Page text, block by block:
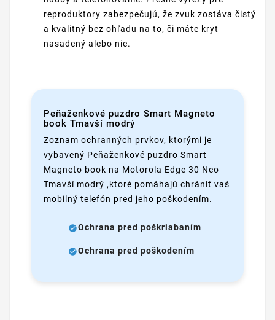
reproduktory zabezpečujú, že zvuk zostáva čistý
a kvalitný bez ohľadu na to, či máte kryt
nasadený alebo nie.
Peňaženkové puzdro Smart Magneto
book Tmavší modrý
Zoznam ochranných prvkov, ktorými je
vybavený Peňaženkové puzdro Smart
Magneto book na Motorola Edge 30 Neo
Tmavší modrý ,ktoré pomáhajú chrániť vaš
mobilný telefón pred jeho poškodením.
Ochrana pred poškriabaním
Ochrana pred poškodením